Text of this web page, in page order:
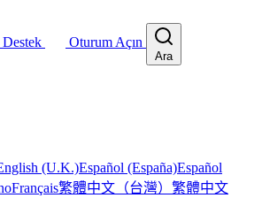
Destek Oturum Açın
Ara
(U.K.)Español (España)Español
Français繁體中文（台灣） 繁體中文